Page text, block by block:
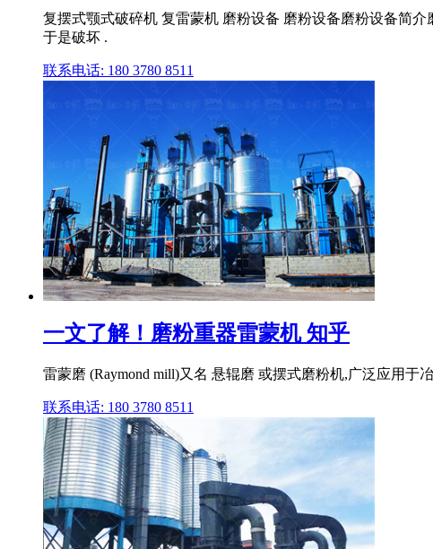
复摆式颚式破碎机 复雷蒙机 磨粉设备 磨粉设备磨粉设备简
于是破坏 .
联系电话: 180 3780 8511
一文了解！磨粉重器雷蒙机 知乎
雷蒙磨 (Raymond mill)又名 悬辊磨 或摆式磨粉机,广泛应用
联系电话: 180 3780 8511